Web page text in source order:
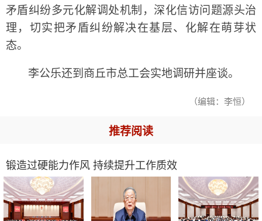
矛盾纠纷多元化解调处机制，深化信访问题源头治
理，切实把矛盾纠纷解决在基层、化解在萌芽状
态。
李公乐还到商丘市总工会实地调研并座谈。
（编辑：李恒）
推荐阅读
锻造过硬能力作风 持续提升工作质效